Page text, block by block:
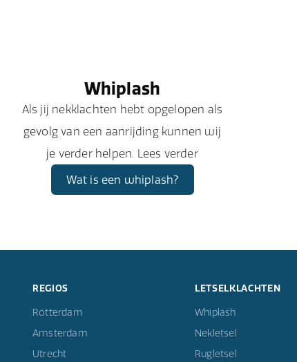
Whiplash
Als jij nekklachten hebt opgelopen als
gevolg van een aanrijding kunnen wij
je verder helpen. Lees verder
Wat is een whiplash?
REGIOS
Rotterdam
Amsterdam
Utrecht
LETSELKLACHTEN
Whiplash
Nekletsel
Rugletsel